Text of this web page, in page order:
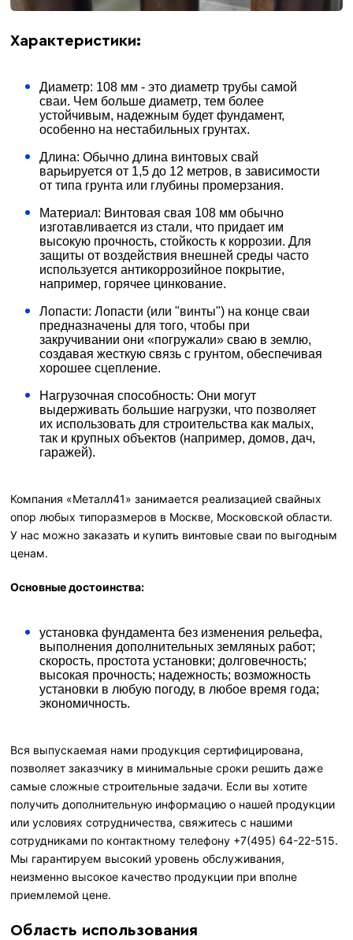
Характеристики:
Диаметр: 108 мм - это диаметр трубы самой
сваи. Чем больше диаметр, тем более
устойчивым, надежным будет фундамент,
особенно на нестабильных грунтах.
Длина: Обычно длина винтовых свай
варьируется от 1,5 до 12 метров, в зависимости
от типа грунта или глубины промерзания.
Материал: Винтовая свая 108 мм обычно
изготавливается из стали, что придает им
высокую прочность, стойкость к коррозии. Для
защиты от воздействия внешней среды часто
используется антикоррозийное покрытие,
например, горячее цинкование.
Лопасти: Лопасти (или "винты") на конце сваи
предназначены для того, чтобы при
закручивании они «погружали» сваю в землю,
создавая жесткую связь с грунтом, обеспечивая
хорошее сцепление.
Нагрузочная способность: Они могут
выдерживать большие нагрузки, что позволяет
их использовать для строительства как малых,
так и крупных объектов (например, домов, дач,
гаражей).
Компания «Металл41» занимается реализацией свайных
опор любых типоразмеров в Москве, Московской области.
У нас можно заказать и купить винтовые сваи по выгодным
ценам.
Основные достоинства:
установка фундамента без изменения рельефа,
выполнения дополнительных земляных работ;
скорость, простота установки; долговечность;
высокая прочность; надежность; возможность
установки в любую погоду, в любое время года;
экономичность.
Вся выпускаемая нами продукция сертифицирована,
позволяет заказчику в минимальные сроки решить даже
самые сложные строительные задачи. Если вы хотите
получить дополнительную информацию о нашей продукции
или условиях сотрудничества, свяжитесь с нашими
сотрудниками по контактному телефону +7(495) 64-22-515.
Мы гарантируем высокий уровень обслуживания,
неизменно высокое качество продукции при вполне
приемлемой цене.
Область использования